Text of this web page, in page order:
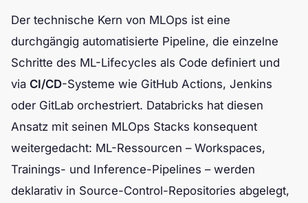
Der technische Kern von MLOps ist eine
durchgängig automatisierte Pipeline, die einzelne
Schritte des ML-Lifecycles als Code definiert und
via CI/CD-Systeme wie GitHub Actions, Jenkins
oder GitLab orchestriert. Databricks hat diesen
Ansatz mit seinen MLOps Stacks konsequent
weitergedacht: ML-Ressourcen – Workspaces,
Trainings- und Inference-Pipelines – werden
deklarativ in Source-Control-Repositories abgelegt,